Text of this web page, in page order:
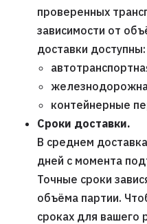
проверенных
зависимости от
доставки доступны:
контейнерные
Сроки доставки.
В среднем
дней с момента
Точные сроки
объёма партии.
сроках для вашего